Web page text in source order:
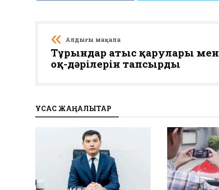
Алдыңғы мақала
Тұрғындар атыс қарулары мен
оқ-дәрілерін тапсырды
ҰҚСАС ЖАҢАЛЫҚТАР